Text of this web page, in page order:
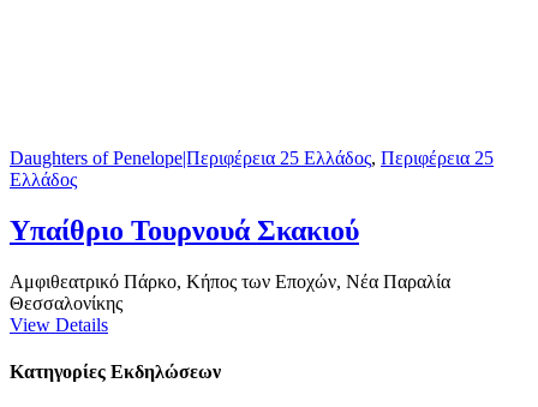
Daughters of Penelope|Περιφέρεια 25 Ελλάδος, Περιφέρεια 25
Ελλάδος
Υπαίθριο Τουρνουά Σκακιού
Αμφιθεατρικό Πάρκο, Κήπος των Εποχών, Νέα Παραλία
Θεσσαλονίκης
View Details
Κατηγορίες Εκδηλώσεων